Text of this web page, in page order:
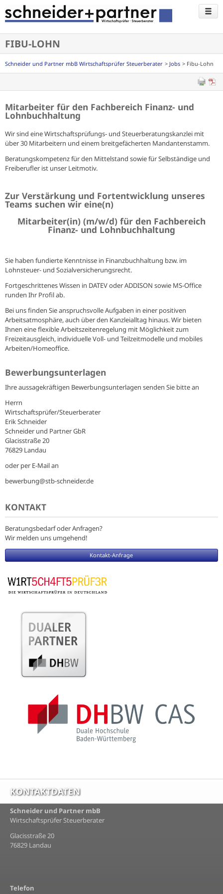
FIBU-LOHN
Schneider und Partner mbB Wirtschaftsprüfer Steuerberater Jobs Fibu-Lohn
Mitarbeiter für den Fachbereich Finanz- und
Lohnbuchhaltung
Wir sind eine Wirtschaftsprüfungs- und Steuerberatungskanzlei mit
über 30 Mitarbeitern und einem breitgefächerten Mandantenstamm.
Beratungskompetenz für den Mittelstand sowie für Selbständige und
Freiberufler ist unser Leitmotiv.
Zur Verstärkung und Fortentwicklung unseres
Teams suchen wir eine(n)
Mitarbeiter(in) (m/w/d) für den Fachbereich
Finanz- und Lohnbuchhaltung
Sie haben fundierte Kenntnisse in Finanzbuchhaltung bzw. im
Lohnsteuer- und Sozialversicherungsrecht.
Fortgeschrittenes Wissen in DATEV oder ADDISON sowie MS-Office
runden Ihr Profil ab.
Bei uns finden Sie anspruchsvolle Aufgaben in einer positiven
Arbeitsatmosphäre, auch über den Kanzleialltag hinaus. Wir bieten
Ihnen eine flexible Arbeitszeitenregelung mit Möglichkeit zum
Freizeitausgleich, individuelle Voll- und Teilzeitmodelle und mobiles
Arbeiten/Homeoffice.
Bewerbungsunterlagen
Ihre aussagekräftigen Bewerbungsunterlagen senden Sie bitte an
Herrn
Wirtschaftsprüfer/Steuerberater
Erik Schneider
Schneider und Partner GbR
Glacisstraße 20
76829 Landau
oder per E-Mail an
bewerbung@stb-schneider.de
KONTAKT
Beratungsbedarf oder Anfragen?
Wir melden uns umgehend!
Kontakt-Anfrage
KONTAKTDATEN
Schneider und Partner mbB
Wirtschaftsprüfer Steuerberater
Glacisstraße 20
76829 Landau
Telefon